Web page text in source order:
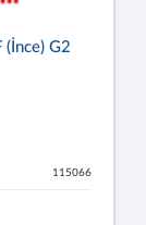
(İnce) G2
115066